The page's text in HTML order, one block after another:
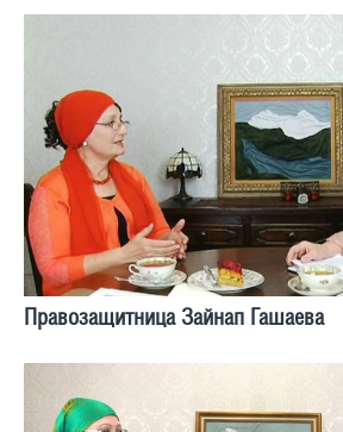
Правозащитница Зайнап Гашаева